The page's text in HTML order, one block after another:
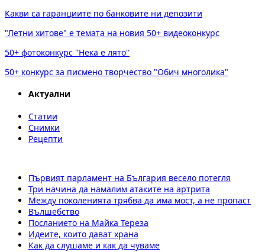
Какви са гаранциите по банковите ни депозити
"Летни хитове" е темата на новия 50+ видеоконкурс
50+ фотоконкурс "Нека е лято"
50+ конкурс за писмено творчество "Обич многолика"
Актуални
Статии
Снимки
Рецепти
Първият парламент на България весело потегля
Три начина да намалим атаките на артрита
Между поколенията трябва да има мост, а не пропаст
Вълшебство
Посланието на Майка Тереза
Идеите, които дават храна
Как да слушаме и как да чуваме